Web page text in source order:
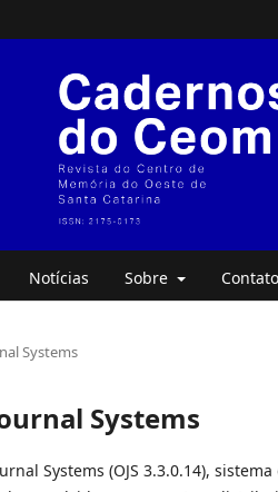
Notícias Sobre Contato
Systems
Systems
Systems (OJS 3.3.0.14),